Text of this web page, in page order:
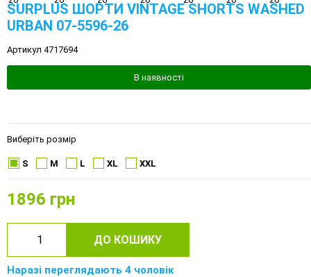
SURPLUS ШОРТИ VINTAGE SHORTS WASHED
URBAN 07-5596-26
Артикул 4717694
В наявності
Виберіть розмір
S M L XL XXL
1896 грн
ДО КОШИКУ
Наразі переглядають 4 чоловік